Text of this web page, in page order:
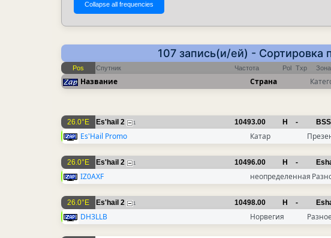
107 запись(и/ей) - Сортировка
Pos Спутник Частота Pol Txp
Название Страна
26.0°E Es'hail 2 1 10493.00 H - BSS
Es'Hail Promo Катар
26.0°E Es'hail 2 1 10496.00 H -
IZ0AXF неопределенная
26.0°E Es'hail 2 1 10498.00 H -
DH3LLB Норвегия